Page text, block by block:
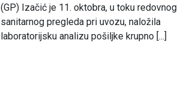
(GP) Izačić je 11. oktobra, u toku redovnog
sanitarnog pregleda pri uvozu, naložila
laboratorijsku analizu pošiljke krupno [...]